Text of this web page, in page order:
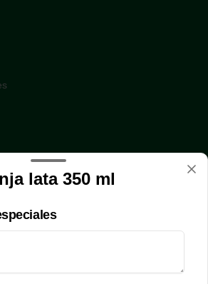
lata 350 ml